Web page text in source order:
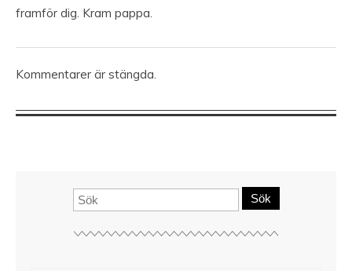
framför dig. Kram pappa.
Kommentarer är stängda.
Sök